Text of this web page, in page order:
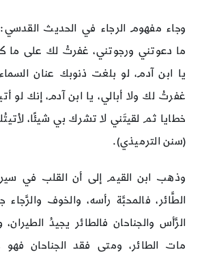
وجاء مفهوم الرجاء في الحديث القدسي:
ما دعوتني ورجوتني، غفرتُ لك على ما
يا ابن آدم، لو بلغت ذنوبك عنان
غفرتُ لك ولا أبالي، يا ابن آدم، إنك لو
خطايا ثم لقيتَني لا تشرك بي شيئًا،
(سنن الترميذي).
وذهب ابن القيم إلى أن القلب في سيره
الطَّائر، فالمحبَّة رأسه، والخوف
الرَّأس والجناحان فالطائر يجيدُ
مات الطائر، ومتى فقد الجناحان